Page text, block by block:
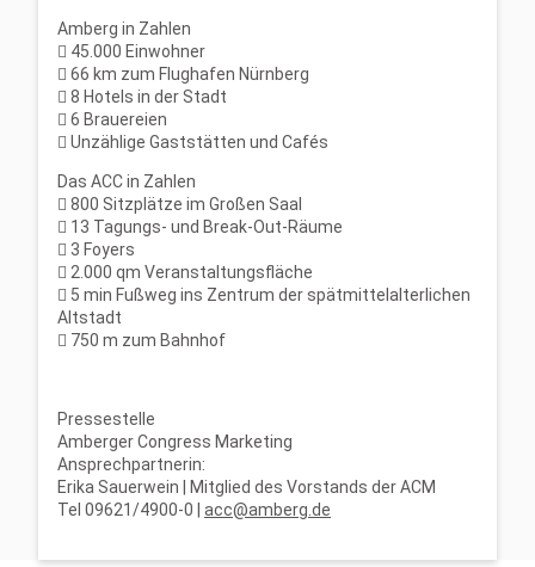
Amberg in Zahlen
 45.000 Einwohner
 66 km zum Flughafen Nürnberg
 8 Hotels in der Stadt
 6 Brauereien
 Unzählige Gaststätten und Cafés
Das ACC in Zahlen
 800 Sitzplätze im Großen Saal
 13 Tagungs- und Break-Out-Räume
 3 Foyers
 2.000 qm Veranstaltungsfläche
 5 min Fußweg ins Zentrum der spätmittelalterlichen
Altstadt
 750 m zum Bahnhof
Pressestelle
Amberger Congress Marketing
Ansprechpartnerin:
Erika Sauerwein | Mitglied des Vorstands der ACM
Tel 09621/4900-0 | acc@amberg.de